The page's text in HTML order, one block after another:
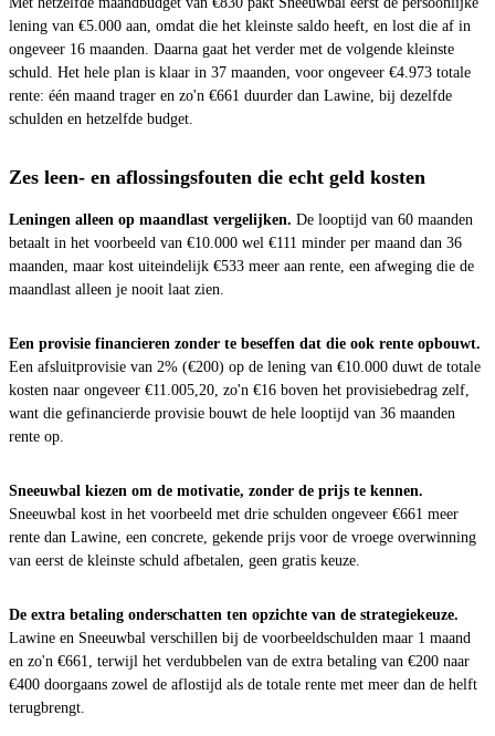
lening van €5.000 aan, omdat die het kleinste saldo heeft, en lost die af in
ongeveer 16 maanden. Daarna gaat het verder met de volgende kleinste
schuld. Het hele plan is klaar in 37 maanden, voor ongeveer €4.973 totale
rente: één maand trager en zo'n €661 duurder dan Lawine, bij dezelfde
schulden en hetzelfde budget.
Zes leen- en aflossingsfouten die echt geld kosten
Leningen alleen op maandlast vergelijken. De looptijd van 60 maanden
betaalt in het voorbeeld van €10.000 wel €111 minder per maand dan 36
maanden, maar kost uiteindelijk €533 meer aan rente, een afweging die de
maandlast alleen je nooit laat zien.
Een provisie financieren zonder te beseffen dat die ook rente opbouwt.
Een afsluitprovisie van 2% (€200) op de lening van €10.000 duwt de totale
kosten naar ongeveer €11.005,20, zo'n €16 boven het provisiebedrag zelf,
want die gefinancierde provisie bouwt de hele looptijd van 36 maanden
rente op.
Sneeuwbal kiezen om de motivatie, zonder de prijs te kennen.
Sneeuwbal kost in het voorbeeld met drie schulden ongeveer €661 meer
rente dan Lawine, een concrete, gekende prijs voor de vroege overwinning
van eerst de kleinste schuld afbetalen, geen gratis keuze.
De extra betaling onderschatten ten opzichte van de strategiekeuze.
Lawine en Sneeuwbal verschillen bij de voorbeeldschulden maar 1 maand
en zo'n €661, terwijl het verdubbelen van de extra betaling van €200 naar
€400 doorgaans zowel de aflostijd als de totale rente met meer dan de helft
terugbrengt.